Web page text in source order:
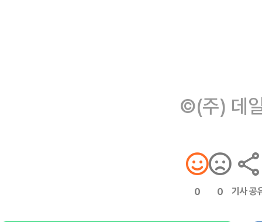
©(주) 데
0 0 기사 공